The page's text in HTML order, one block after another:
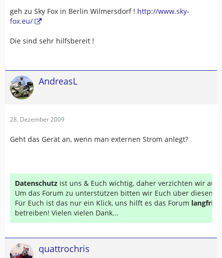
geh zu Sky Fox in Berlin Wilmersdorf ! http://www.sky-
fox.eu/
Die sind sehr hilfsbereit !
AndreasL
28. Dezember 2009
Geht das Gerät an, wenn man externen Strom anlegt?
Datenschutz ist uns & Euch wichtig, daher verzichten wir auf
Um das Forum zu unterstützen bitten wir Euch über diesen
Für Euch ist das nur ein Klick, uns hilft es das Forum
betreiben! Vielen vielen Dank...
quattrochris